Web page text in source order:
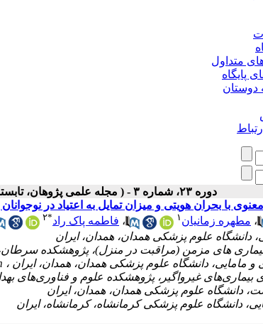
متداول
پایگاه
دوستان
دوره ۲۳، شماره ۳ - ( مجله علمی پژوهان، تابستان ۱۴۰۴ )
با بحران هویتی و میزان تمایل به اعتیاد در
، مطهره زمانیان ۱ ، فاطمه پاک راد*۲
های مزمن (مراقبت در منزل)، پژوهشکده
مامایی، دانشگاه علوم پزشکی همدان، همدان، ایران ،
غیرواگیر، پژوهشکده علوم و فناوری‌های
دانشگاه علوم پزشکی همدان، همدان، ایران